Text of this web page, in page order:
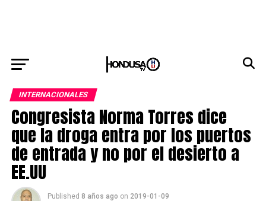
INTERNACIONALES
Congresista Norma Torres dice
que la droga entra por los puertos
de entrada y no por el desierto a
EE.UU
Published 8 años ago on 2019-01-09